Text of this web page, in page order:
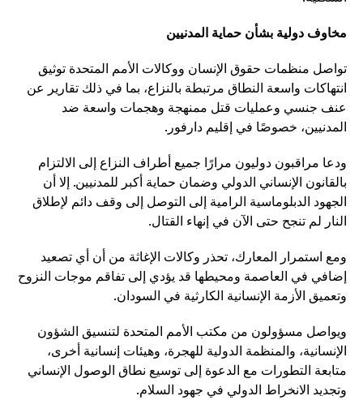
مخاوف دولية بشأن حماية المدنيين
تواصل منظمات حقوق الإنسان ووكالات الأمم المتحدة توثيق
انتهاكات واسعة النطاق مرتبطة بالنزاع، بما في ذلك تقارير عن
عنف جنسي وعمليات قتل ممنهجة وهجمات واسعة ضد
المدنيين، خصوصًا في إقليم دارفور.
ودعا مراقبون دوليون مرارًا جميع أطراف النزاع إلى الالتزام
بالقانون الإنساني الدولي وضمان حماية أكبر للمدنيين. إلا أن
الجهود الدبلوماسية الرامية إلى التوصل إلى وقف دائم لإطلاق
النار لم تنجح حتى الآن في إنهاء القتال.
ومع استمرار المعارك، تحذر وكالات الإغاثة من أن أي تصعيد
إضافي في العاصمة ومحيطها قد يؤدي إلى تفاقم موجات النزوح
وتعميق الأزمة الإنسانية الكارثية في السودان.
ويواصل مسؤولون من مكتب الأمم المتحدة لتنسيق الشؤون
الإنسانية، والمنظمة الدولية للهجرة، وهيئات إنسانية أخرى،
متابعة التطورات مع الدعوة إلى توسيع نطاق الوصول الإنساني
وتجديد الانخراط الدولي في جهود السلام.